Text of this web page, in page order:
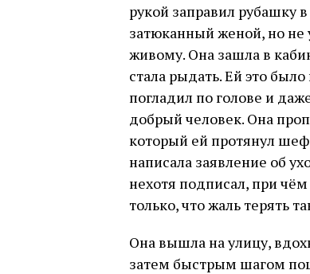
рукой заправил рубашку
затюканный женой, но не
живому. Она зашла в
стала рыдать. Ей это
погладил по голове и
добрый человек. Она
который ей протянул
написала заявление об
нехотя подписал, при
только, что жаль терять
Она вышла на улицу,
затем быстрым шагом